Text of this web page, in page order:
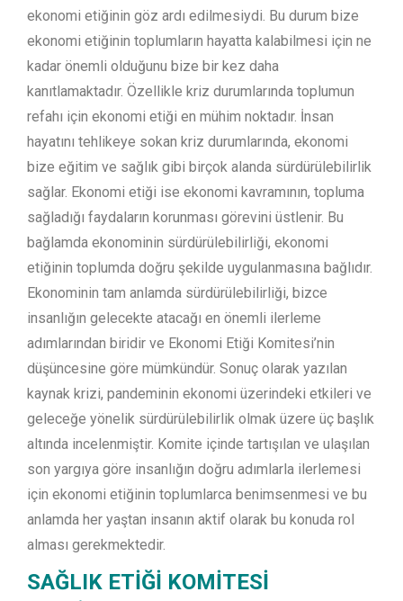
ekonomi etiğinin göz ardı edilmesiydi. Bu durum bize
ekonomi etiğinin toplumların hayatta kalabilmesi için ne
kadar önemli olduğunu bize bir kez daha
kanıtlamaktadır. Özellikle kriz durumlarında toplumun
refahı için ekonomi etiği en mühim noktadır. İnsan
hayatını tehlikeye sokan kriz durumlarında, ekonomi
bize eğitim ve sağlık gibi birçok alanda sürdürülebilirlik
sağlar. Ekonomi etiği ise ekonomi kavramının, topluma
sağladığı faydaların korunması görevini üstlenir. Bu
bağlamda ekonominin sürdürülebilirliği, ekonomi
etiğinin toplumda doğru şekilde uygulanmasına bağlıdır.
Ekonominin tam anlamda sürdürülebilirliği, bizce
insanlığın gelecekte atacağı en önemli ilerleme
adımlarından biridir ve Ekonomi Etiği Komitesi’nin
düşüncesine göre mümkündür. Sonuç olarak yazılan
kaynak krizi, pandeminin ekonomi üzerindeki etkileri ve
geleceğe yönelik sürdürülebilirlik olmak üzere üç başlık
altında incelenmiştir. Komite içinde tartışılan ve ulaşılan
son yargıya göre insanlığın doğru adımlarla ilerlemesi
için ekonomi etiğinin toplumlarca benimsenmesi ve bu
anlamda her yaştan insanın aktif olarak bu konuda rol
alması gerekmektedir.
SAĞLIK ETİĞİ KOMİTESİ